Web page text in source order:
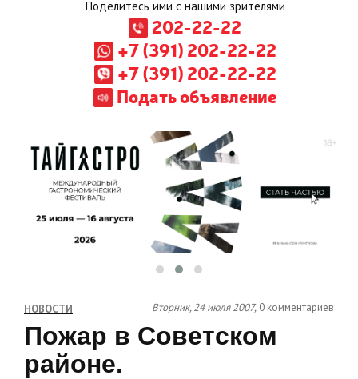
Поделитесь ими с нашими зрителями
202-22-22
+7 (391) 202-22-22
+7 (391) 202-22-22
Подать объявление
НОВОСТИ Вторник, 24 июля 2007, 0 комментариев
Пожар в Советском
районе.